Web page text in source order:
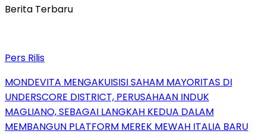
Berita Terbaru
Pers Rilis
MONDEVITA MENGAKUISISI SAHAM MAYORITAS DI
UNDERSCORE DISTRICT, PERUSAHAAN INDUK
MAGLIANO, SEBAGAI LANGKAH KEDUA DALAM
MEMBANGUN PLATFORM MEREK MEWAH ITALIA BARU